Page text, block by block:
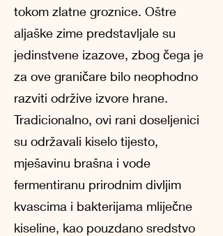
tokom zlatne groznice. Oštre
aljaške zime predstavljale su
jedinstvene izazove, zbog čega je
za ove graničare bilo neophodno
razviti održive izvore hrane.
Tradicionalno, ovi rani doseljenici
su održavali kiselo tijesto,
mješavinu brašna i vode
fermentiranu prirodnim divljim
kvascima i bakterijama mliječne
kiseline, kao pouzdano sredstvo